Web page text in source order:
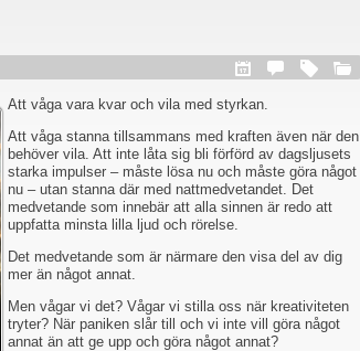
Att våga vara kvar och vila med styrkan.
Att våga stanna tillsammans med kraften även när den
behöver vila. Att inte låta sig bli förförd av dagsljusets
starka impulser – måste lösa nu och måste göra något
nu – utan stanna där med nattmedvetandet. Det
medvetande som innebär att alla sinnen är redo att
uppfatta minsta lilla ljud och rörelse.
Det medvetande som är närmare den visa del av dig
mer än något annat.
Men vågar vi det? Vågar vi stilla oss när kreativiteten
tryter? När paniken slår till och vi inte vill göra något
annat än att ge upp och göra något annat?